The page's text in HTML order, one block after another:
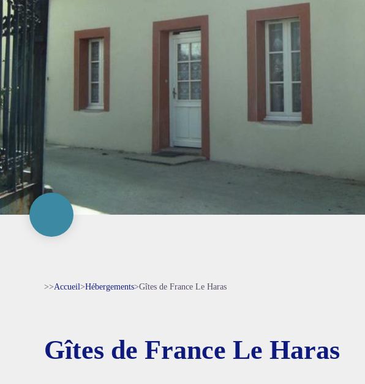
>>Accueil>Hébergements>Gîtes de France Le Haras
Gîtes de France Le Haras